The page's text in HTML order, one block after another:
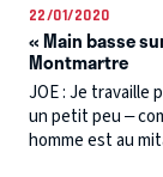
22/01/2020
« Main basse
Montmartre
JOE : Je travaille
un petit peu –
homme est au